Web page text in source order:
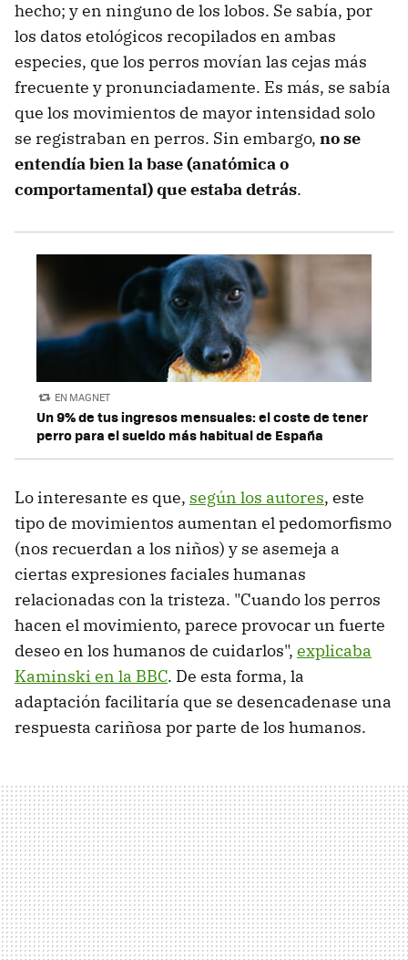
hecho; y en ninguno de los lobos. Se sabía, por
los datos etológicos recopilados en ambas
especies, que los perros movían las cejas más
frecuente y pronunciadamente. Es más, se sabía
que los movimientos de mayor intensidad solo
se registraban en perros. Sin embargo, no se
entendía bien la base (anatómica o
comportamental) que estaba detrás.
EN MAGNET
Un 9% de tus ingresos mensuales: el coste de tener
perro para el sueldo más habitual de España
Lo interesante es que, según los autores, este
tipo de movimientos aumentan el pedomorfismo
(nos recuerdan a los niños) y se asemeja a
ciertas expresiones faciales humanas
relacionadas con la tristeza. "Cuando los perros
hacen el movimiento, parece provocar un fuerte
deseo en los humanos de cuidarlos", explicaba
Kaminski en la BBC. De esta forma, la
adaptación facilitaría que se desencadenase una
respuesta cariñosa por parte de los humanos.